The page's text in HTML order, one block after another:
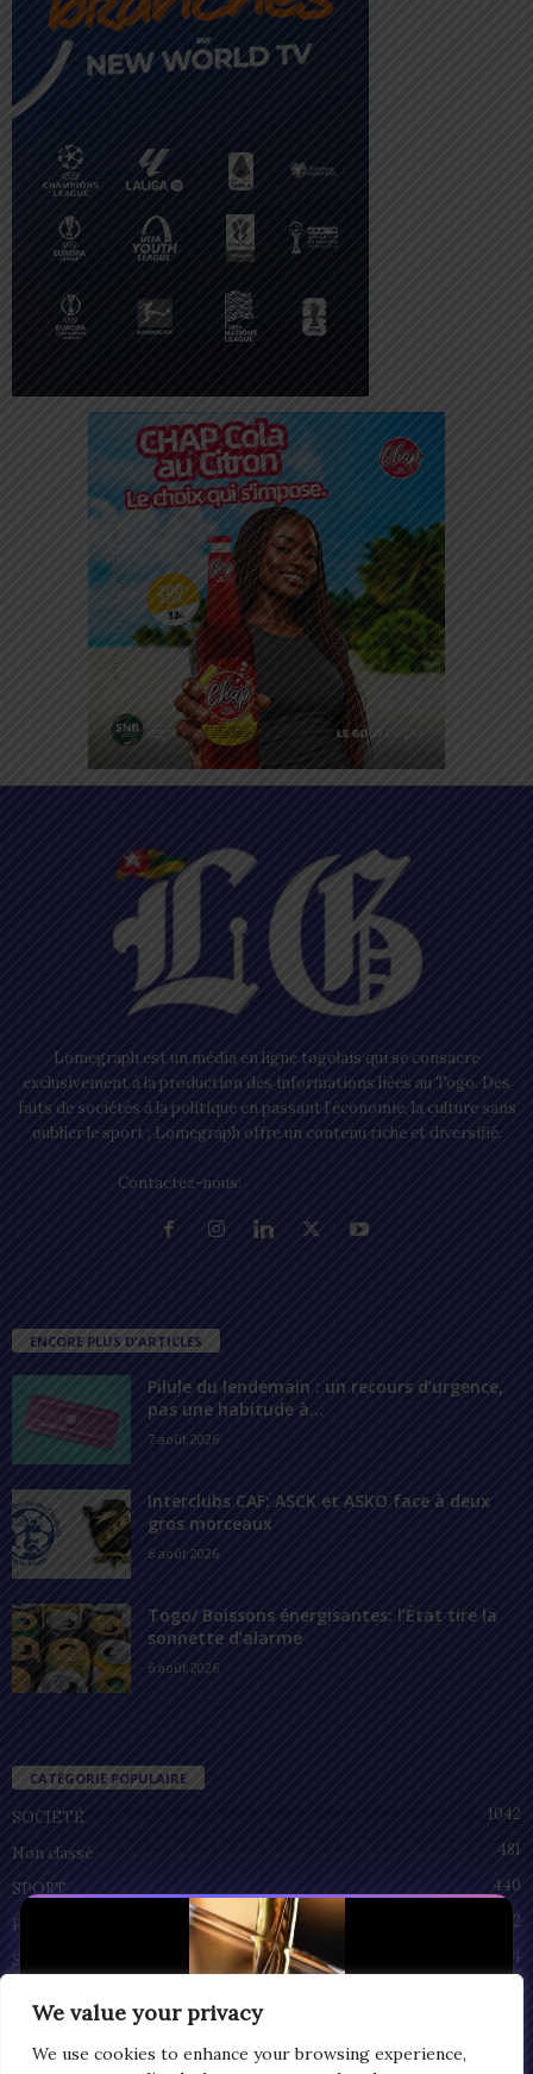
We value your privacy
We use cookies to enhance your browsing experience,
Lomegraph est un média en ligne togolais qui se consacre
exclusivement à la production des informations liées au Togo. Des
faits de sociétés à la politique en passant l’économie, la culture sans
oublier le sport ; Lomegraph offre un contenu riche et diversifié.
Contactez-nous:
ENCORE PLUS D'ARTICLES
Pilule du lendemain : un recours d’urgence,
pas une habitude à...
7 août 2026
Interclubs CAF: ASCK et ASKO face à deux
gros morceaux
6 août 2026
Togo/ Boissons énergisantes: l’État tire la
sonnette d’alarme
6 août 2026
CATÉGORIE POPULAIRE
SOCIÉTÉ
1042
Non classé
481
SPORT
440
POLITIQUE
212
SANTÉ
94